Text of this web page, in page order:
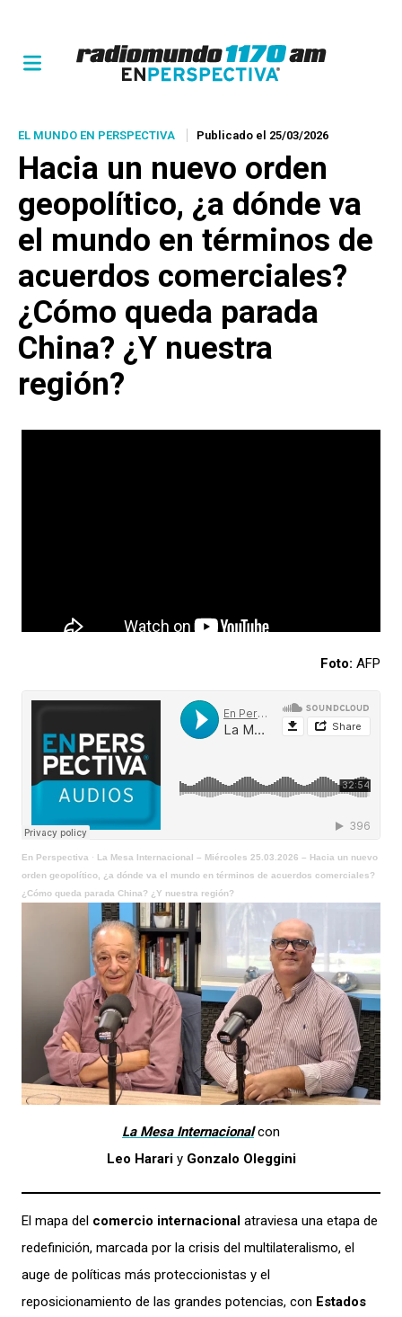
EL MUNDO EN PERSPECTIVA Publicado el 25/03/2026
Hacia un nuevo orden
geopolítico, ¿a dónde va
el mundo en términos de
acuerdos comerciales?
¿Cómo queda parada
China? ¿Y nuestra
región?
Foto: AFP
En Perspectiva · La Mesa Internacional – Miércoles 25.03.2026 – Hacia un nuevo
orden geopolítico, ¿a dónde va el mundo en términos de acuerdos comerciales?
¿Cómo queda parada China? ¿Y nuestra región?
La Mesa Internacional con
Leo Harariy Gonzalo Oleggini
El mapa del comercio internacional atraviesa una etapa de
redefinición, marcada por la crisis del multilateralismo, el
auge de políticas más proteccionistas y el
reposicionamiento de las grandes potencias, con Estados